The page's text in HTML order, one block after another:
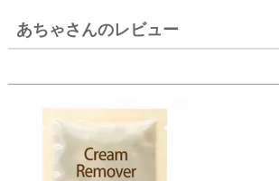
あちゃさんのレビュー